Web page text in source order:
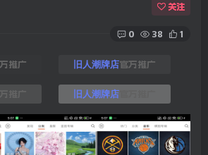
关注
0 38 1
推广 旧人潮牌店官方推广
推广 旧人潮牌店